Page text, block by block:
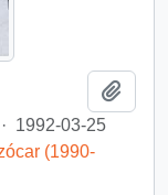
· 1992-03-25
(1990-